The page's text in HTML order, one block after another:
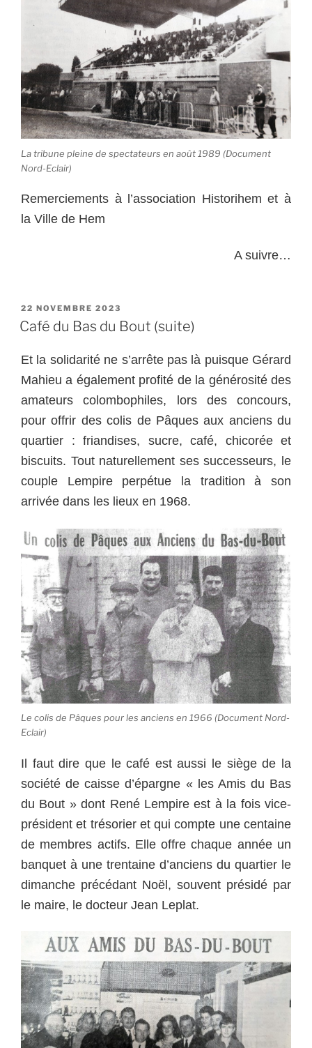
La tribune pleine de spectateurs en août 1989 (Document
Nord-Eclair)
Remerciements à l’association Historihem et à
la Ville de Hem
A suivre…
PUBLIÉ
LE
22 NOVEMBRE 2023
Café du Bas du Bout (suite)
Et la solidarité ne s’arrête pas là puisque Gérard
Mahieu a également profité de la générosité des
amateurs colombophiles, lors des concours,
pour offrir des colis de Pâques aux anciens du
quartier : friandises, sucre, café, chicorée et
biscuits. Tout naturellement ses successeurs, le
couple Lempire perpétue la tradition à son
arrivée dans les lieux en 1968.
Le colis de Pâques pour les anciens en 1966 (Document Nord-
Eclair)
Il faut dire que le café est aussi le siège de la
société de caisse d’épargne « les Amis du Bas
du Bout » dont René Lempire est à la fois vice-
président et trésorier et qui compte une centaine
de membres actifs. Elle offre chaque année un
banquet à une trentaine d’anciens du quartier le
dimanche précédant Noël, souvent présidé par
le maire, le docteur Jean Leplat.